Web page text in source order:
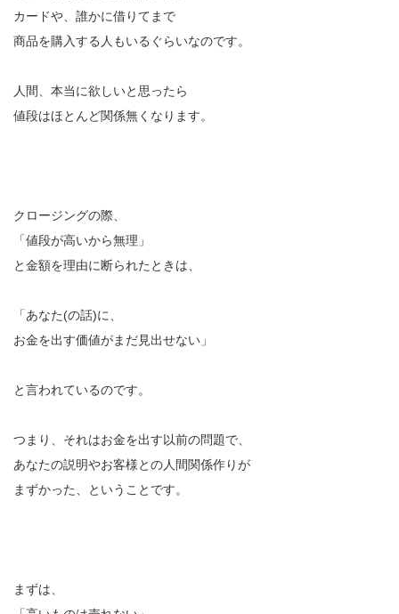
カードや、誰かに借りてまで
商品を購入する人もいるぐらいなのです。
人間、本当に欲しいと思ったら
値段はほとんど関係無くなります。
クロージングの際、
「値段が高いから無理」
と金額を理由に断られたときは、
「あなた(の話)に、
お金を出す価値がまだ見出せない」
と言われているのです。
つまり、それはお金を出す以前の問題で、
あなたの説明やお客様との人間関係作りが
まずかった、ということです。
まずは、